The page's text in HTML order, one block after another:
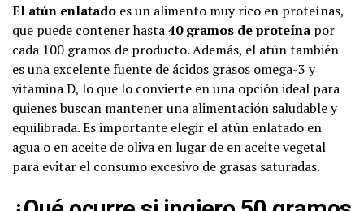
El atún enlatado es un alimento muy rico en proteínas,
que puede contener hasta40 gramos de proteína por
cada 100 gramos de producto. Además, el atún también
es una excelente fuente de ácidos grasos omega-3 y
vitamina D, lo que lo convierte en una opción ideal para
quienes buscan mantener una alimentación saludable y
equilibrada. Es importante elegir el atún enlatado en
agua o en aceite de oliva en lugar de en aceite vegetal
para evitar el consumo excesivo de grasas saturadas.